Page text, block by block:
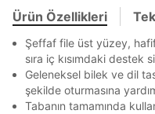
Ürün Özellikleri
Şeffaf file üst yüzey, hafif
sıra iç kısımdaki destek
Geleneksel bilek ve dil
şekilde oturmasına
Tabanın tamamında
E-posta Adresi*